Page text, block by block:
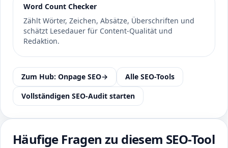
Word Count Checker
Zählt Wörter, Zeichen, Absätze, Überschriften und
schätzt Lesedauer für Content-Qualität und
Redaktion.
Zum Hub: Onpage SEO→
Alle SEO-Tools
Vollständigen SEO-Audit starten
Häufige Fragen zu diesem SEO-Tool